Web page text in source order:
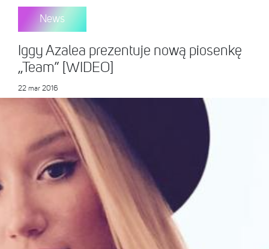
News
Iggy Azalea prezentuje nową piosenkę
„Team” [WIDEO]
22 mar 2016